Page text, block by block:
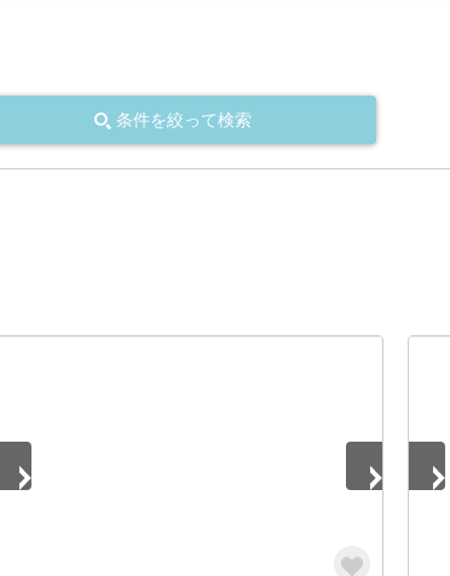
条件を絞って検索